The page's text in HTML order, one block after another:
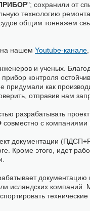
"; сохранили от
технологию
общим тоннажем
нашем Youtube-канале
и ученых.
прибор контроля
как
отправив нам
разрабатывать
совместно с
документации
Кроме этого, идет
документацию
исландских компаний.